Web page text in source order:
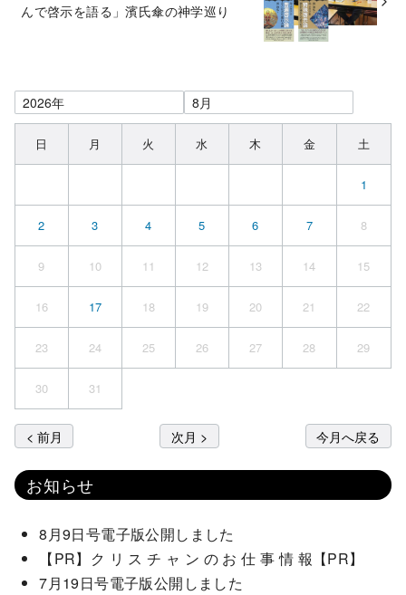
んで啓示を語る」濱氏傘の神学巡り
日 月 火 水 木 金 土
1
2 3 4 5 6 7 8
9 10 11 12 13 14 15
16 17 18 19 20 21 22
23 24 25 26 27 28 29
30 31
< 前月 次月 > 今月へ戻る
お知らせ
8月9日号電子版公開しました
【PR】ク リ ス チ ャ ン の お 仕 事 情 報【PR】
7月19日号電子版公開しました